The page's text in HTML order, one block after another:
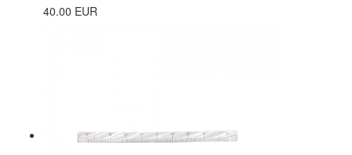
40.00 EUR